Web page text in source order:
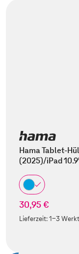
Hama Tablet-
(2025)/iPad
30,95 €
Lieferzeit:1-3